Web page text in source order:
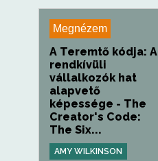
Megnézem
A Teremtő kódja: A
rendkívüli
vállalkozók hat
alapvető
képessége - The
Creator's Code:
The Six...
AMY WILKINSON